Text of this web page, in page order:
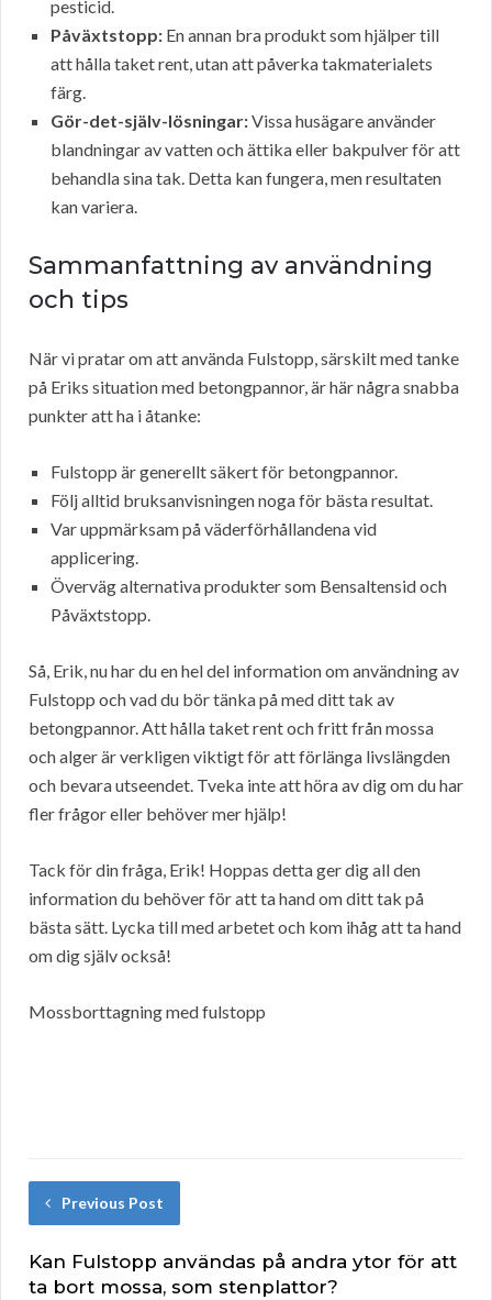
pesticid.
Påväxtstopp: En annan bra produkt som hjälper till
att hålla taket rent, utan att påverka takmaterialets
färg.
Gör-det-själv-lösningar:Vissa husägare använder
blandningar av vatten och ättika eller bakpulver för att
behandla sina tak. Detta kan fungera, men resultaten
kan variera.
Sammanfattning av användning
och tips
När vi pratar om att använda Fulstopp, särskilt med tanke
på Eriks situation med betongpannor, är här några snabba
punkter att ha i åtanke:
Fulstopp är generellt säkert för betongpannor.
Följ alltid bruksanvisningen noga för bästa resultat.
Var uppmärksam på väderförhållandena vid
applicering.
Överväg alternativa produkter som Bensaltensid och
Påväxtstopp.
Så, Erik, nu har du en hel del information om användning av
Fulstopp och vad du bör tänka på med ditt tak av
betongpannor. Att hålla taket rent och fritt från mossa
och alger är verkligen viktigt för att förlänga livslängden
och bevara utseendet. Tveka inte att höra av dig om du har
fler frågor eller behöver mer hjälp!
Tack för din fråga, Erik! Hoppas detta ger dig all den
information du behöver för att ta hand om ditt tak på
bästa sätt. Lycka till med arbetet och kom ihåg att ta hand
om dig själv också!
Mossborttagning med fulstopp
Previous Post
Kan Fulstopp användas på andra ytor för att
ta bort mossa, som stenplattor?